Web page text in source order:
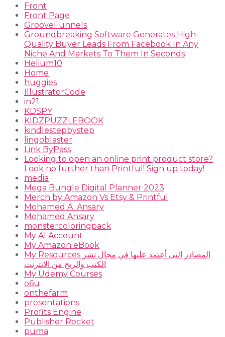
Front
Front Page
GrooveFunnels
Groundbreaking Software Generates High-
Quality Buyer Leads From Facebook In Any
Niche And Markets To Them In Seconds
Helium10
Home
huggies
IllustratorCode
in21
KDSPY
KIDZPUZZLEBOOK
kindlestepbystep
lingoblaster
Link ByPass
Looking to open an online print product store?
Look no further than Printful! Sign up today!
media
Mega Bungle Digital Planner 2023
Merch by Amazon Vs Etsy & Printful
Mohamed A. Ansary
Mohamed Ansary
monstercoloringpack
My AI Account
My Amazon eBook
My Resources المصادر التي أعتمد عليها في مجال نشر
الكتب والربح من الانترنت
My Udemy Courses
o6u
onthefarm
presentations
Profits Engine
Publisher Rocket
puma